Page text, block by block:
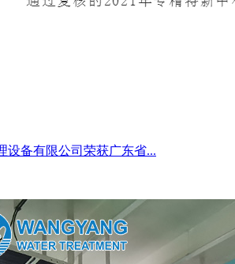
设备有限公司荣获广东省...